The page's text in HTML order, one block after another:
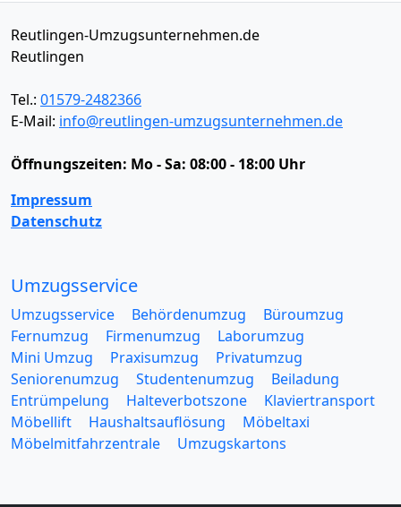
Reutlingen-Umzugsunternehmen.de
Reutlingen
Tel.: 01579-2482366
E-Mail: info@reutlingen-umzugsunternehmen.de
Öffnungszeiten: Mo - Sa: 08:00 - 18:00 Uhr
Impressum
Datenschutz
Umzugsservice
Umzugsservice Behördenumzug
Büroumzug
Fernumzug
Firmenumzug
Laborumzug
Mini Umzug
Praxisumzug
Privatumzug
Seniorenumzug
Studentenumzug
Beiladung
Entrümpelung
Halteverbotszone
Klaviertransport
Möbellift
Haushaltsauflösung
Möbeltaxi
Möbelmitfahrzentrale
Umzugskartons